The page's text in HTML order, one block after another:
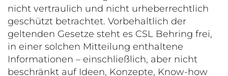
nicht vertraulich und nicht urheberrechtlich
geschützt betrachtet. Vorbehaltlich der
geltenden Gesetze steht es CSL Behring frei,
in einer solchen Mitteilung enthaltene
Informationen – einschließlich, aber nicht
beschränkt auf Ideen, Konzepte, Know-how